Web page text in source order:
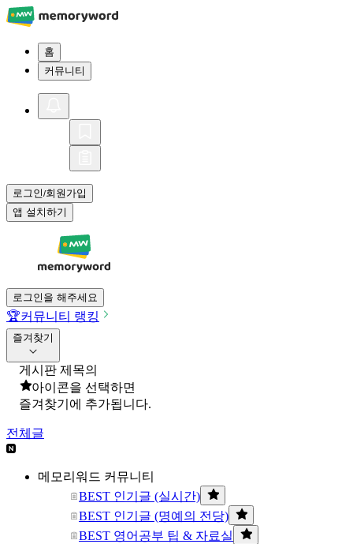
홈
커뮤니티
로그인/회원가입
앱 설치하기
로그인을 해주세요
🏆커뮤니티 랭킹
즐겨찾기
게시판 제목의
아이콘을 선택하면
즐겨찾기에 추가됩니다.
전체글
메모리워드 커뮤니티
BEST 인기글 (실시간)
BEST 인기글 (명예의 전당)
BEST 영어공부 팁 & 자료실